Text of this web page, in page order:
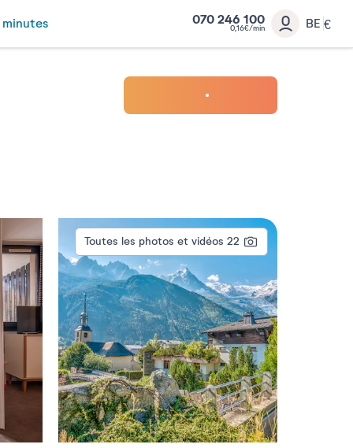
070 246 100
0,16€/min BE €
Toutes les photos et vidéos 22